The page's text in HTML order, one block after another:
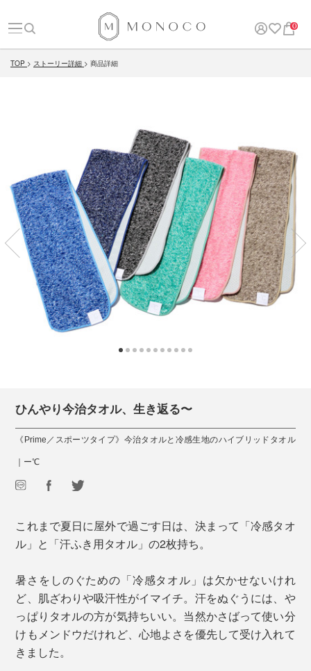
0
TOP ストーリー詳細 商品詳細
ひんやり今治タオル、生き返る〜
《Prime／スポーツタイプ》今治タオルと冷感生地のハイブリッドタオル
｜ー℃
これまで夏日に屋外で過ごす日は、決まって「冷感タオ
ル」と「汗ふき用タオル」の2枚持ち。
暑さをしのぐための「冷感タオル」は欠かせないけれ
ど、肌ざわりや吸汗性がイマイチ。汗をぬぐうには、や
っぱりタオルの方が気持ちいい。当然かさばって使い分
けもメンドウだけれど、心地よさを優先して受け入れて
きました。